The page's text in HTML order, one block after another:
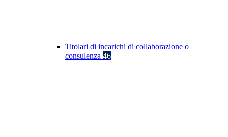
Titolari di incarichi di collaborazione o
consulenza 46